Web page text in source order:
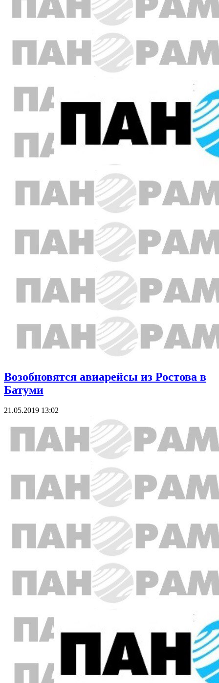
Возобновятся авиарейсы из Ростова в
Батуми
21.05.2019 13:02